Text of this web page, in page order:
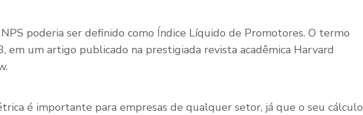
poderia ser definido como Índice Líquido de Promotores. O termo
em um artigo publicado na prestigiada revista acadêmica Harvard
é importante para empresas de qualquer setor, já que o seu cálculo